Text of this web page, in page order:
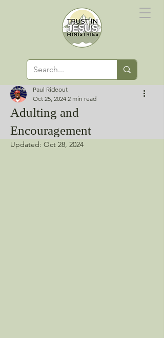
Adulting and
Encouragement
Paul Rideout
Oct 25, 2024 2 min read
Updated: Oct 28, 2024